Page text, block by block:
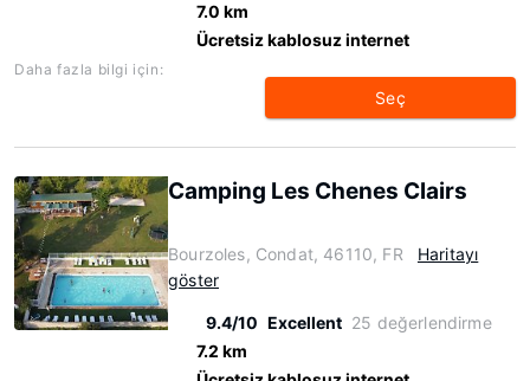
7.0 km
Ücretsiz kablosuz internet
Daha fazla bilgi için:
Seç
Camping Les Chenes Clairs
Bourzoles, Condat, 46110, FR
Haritayı
göster
9.4/10 Excellent 25 değerlendirme
7.2 km